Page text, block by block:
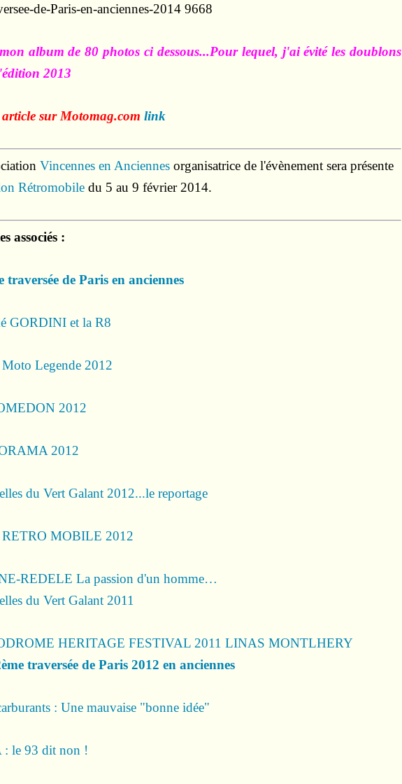
album de 80 photos ci dessous...Pour lequel, j'ai évité les doublons
2013
sur Motomag.com link
Vincennes en Anciennes organisatrice de l'évènement sera présente
Rétromobile du 5 au 9 février 2014.
associés :
traversée de Paris en anciennes
GORDINI et la R8
Moto Legende 2012
2012
2012
du Vert Galant 2012...le reportage
RETRO MOBILE 2012
REDELE La passion d'un homme…
du Vert Galant 2011
HERITAGE FESTIVAL 2011 LINAS MONTLHERY
traversée de Paris 2012 en anciennes
: Une mauvaise "bonne idée"
: le 93 dit non !